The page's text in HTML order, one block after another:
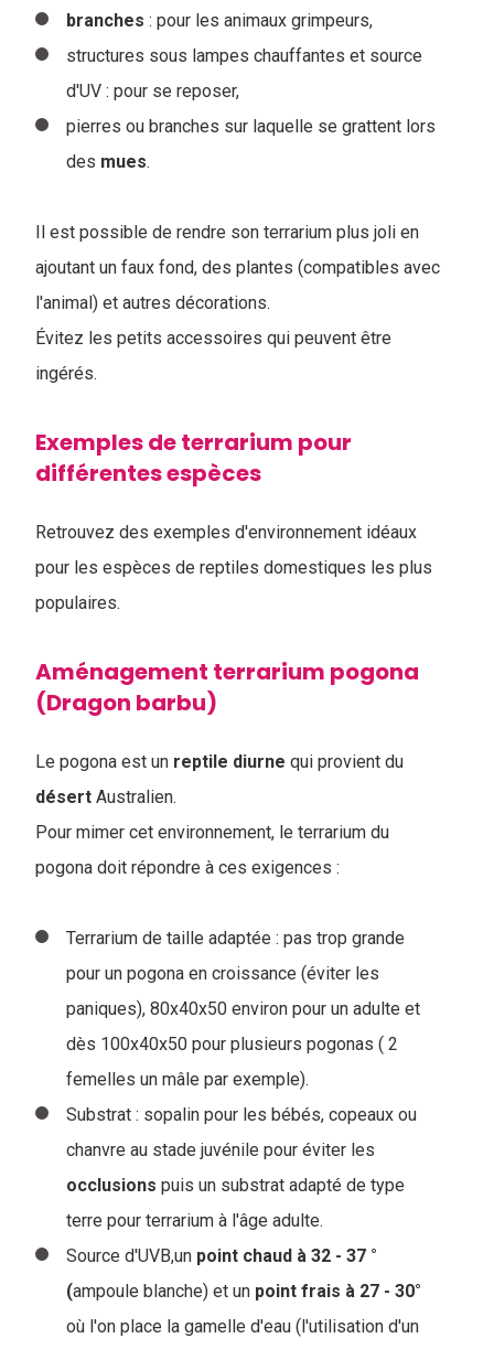
branches : pour les animaux grimpeurs,
structures sous lampes chauffantes et source
d'UV : pour se reposer,
pierres ou branches sur laquelle se grattent lors
des mues.
Il est possible de rendre son terrarium plus joli en
ajoutant un faux fond, des plantes (compatibles avec
l'animal) et autres décorations.
Évitez les petits accessoires qui peuvent être
ingérés.
Exemples de terrarium pour
différentes espèces
Retrouvez des exemples d'environnement idéaux
pour les espèces de reptiles domestiques les plus
populaires.
Aménagement terrarium pogona
(Dragon barbu)
Le pogona est un reptile diurne qui provient du
désert Australien.
Pour mimer cet environnement, le terrarium du
pogona doit répondre à ces exigences :
Terrarium de taille adaptée : pas trop grande
pour un pogona en croissance (éviter les
paniques), 80x40x50 environ pour un adulte et
dès 100x40x50 pour plusieurs pogonas ( 2
femelles un mâle par exemple).
Substrat : sopalin pour les bébés, copeaux ou
chanvre au stade juvénile pour éviter les
occlusions puis un substrat adapté de type
terre pour terrarium à l'âge adulte.
Source d'UVB,un point chaud à 32 - 37 °
(ampoule blanche) et un point frais à 27 - 30°
où l'on place la gamelle d'eau (l'utilisation d'un